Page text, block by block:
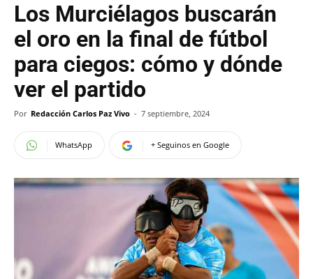
Los Murciélagos buscarán
el oro en la final de fútbol
para ciegos: cómo y dónde
ver el partido
Por Redacción Carlos Paz Vivo - 7 septiembre, 2024
WhatsApp + Seguinos en Google